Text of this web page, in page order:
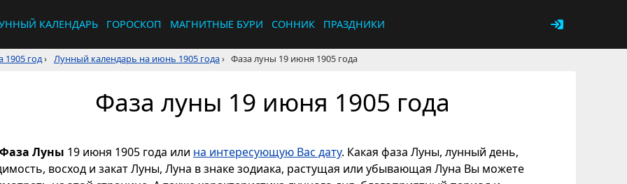
КАЛЕНДАРЬ ГОРОСКОП МАГНИТНЫЕ БУРИ СОННИК ПРАЗДНИКИ
1905 год› Лунный календарь на июнь 1905 года› Фаза луны 19 июня 1905 года
Фаза луны 19 июня 1905 года
Фаза Луны 19 июня 1905 года или на интересующую Вас дату. Какая фаза Луны, лунный день,
восход и закат Луны, Луна в знаке зодиака, растущая или убывающая Луна Вы можете